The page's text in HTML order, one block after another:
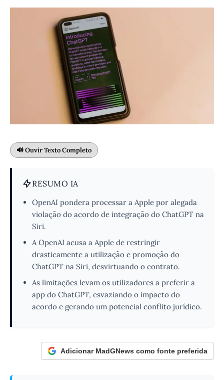
🔊 Ouvir Texto Completo
RESUMO IA
OpenAI pondera processar a Apple por alegada
violação do acordo de integração do ChatGPT na
Siri.
A OpenAI acusa a Apple de restringir
drasticamente a utilização e promoção do
ChatGPT na Siri, desvirtuando o contrato.
As limitações levam os utilizadores a preferir a
app do ChatGPT, esvaziando o impacto do
acordo e gerando um potencial conflito jurídico.
Adicionar MadGNews como fonte preferida